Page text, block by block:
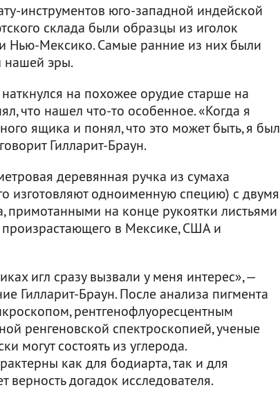
инструментов юго-западной индейской
склада были образцы из иголок
Нью-Мексико. Самые ранние из них были
нашей эры.
на похожее орудие старше на
что нашел что-то особенное. «Когда я
ящика и понял, что это может быть, я был
Гилларит-Браун.
деревянная ручка из сумаха
изготовляют одноименную специю) с двумя
примотанными на конце рукоятки листьями
произрастающего в Мексике, США и
игл сразу вызвали у меня интерес», —
Гилларит-Браун. После анализа пигмента
рентгенофлуоресцентным
ренгеновской спектроскопией, ученые
могут состоять из углерода.
как для бодиарта, так и для
верность догадок исследователя.